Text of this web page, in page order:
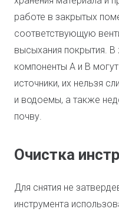
работе в закрытых
соответствующую
высыхания покрытия.
компоненты А и В
источники, их нельзя
и водоемы, а также
почву.
Очистка
Для снятия не
инструмента